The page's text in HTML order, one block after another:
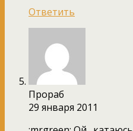
Ответить
Прораб
29 января 2011